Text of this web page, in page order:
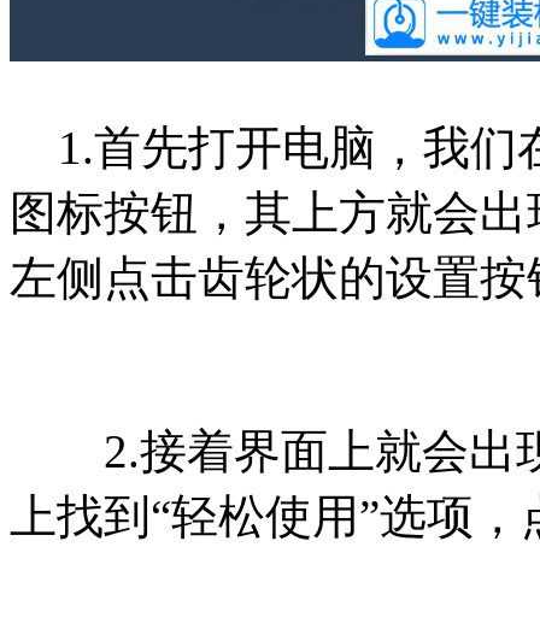
1.首先打开电脑，我们
图标按钮，其上方就会
左侧点击齿轮状的设置
2.接着界面上就会出
上找到“轻松使用”选项